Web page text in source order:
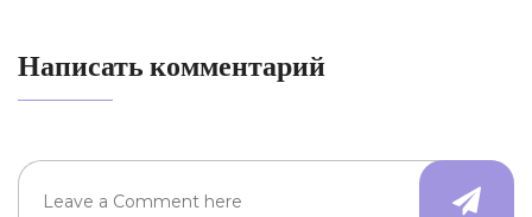
Написать комментарий